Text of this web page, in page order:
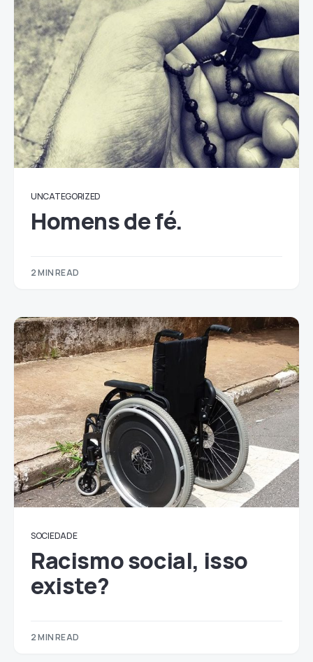
UNCATEGORIZED
Homens de fé.
2 MIN READ
SOCIEDADE
Racismo social, isso
existe?
2 MIN READ